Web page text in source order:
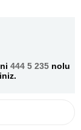
444 5 235 nolu